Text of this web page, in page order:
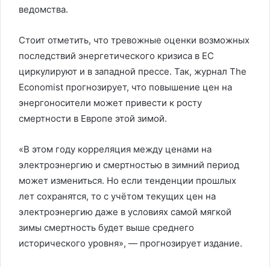
ведомства.
Стоит отметить, что тревожные оценки возможных
последствий энергетического кризиса в ЕС
циркулируют и в западной прессе. Так, журнал The
Economist прогнозирует, что повышение цен на
энергоносители может привести к росту
смертности в Европе этой зимой.
«В этом году корреляция между ценами на
электроэнергию и смертностью в зимний период
может измениться. Но если тенденции прошлых
лет сохранятся, то с учётом текущих цен на
электроэнергию даже в условиях самой мягкой
зимы смертность будет выше среднего
исторического уровня», — прогнозирует издание.